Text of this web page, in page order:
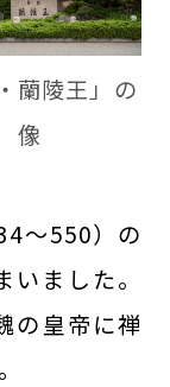
蘭陵王」の
像
～550）の
ました。
の皇帝に禅